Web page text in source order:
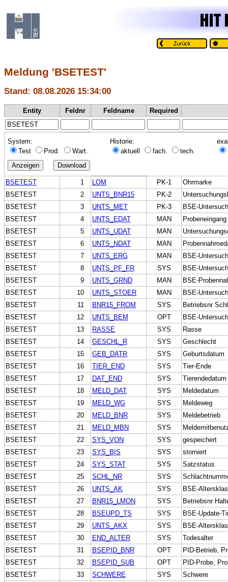
Meldung 'BSETEST'
Stand: 08.08.2026 15:34:00
Entity Feldnr Feldname Required
System:
Test
Prod. Wart.
Historie:
aktuell
fach. tech.
BSETEST 1 LOM PK-1
Ohrmarke
BSETEST
2 UNTS_BNR15 PK-2
BSETEST
3 UNTS_MET PK-3
BSE-
BSETEST
4 UNTS_EDAT MAN
BSETEST
5 UNTS_UDAT MAN
BSETEST
6 UNTS_NDAT MAN
BSETEST
7 UNTS_ERG MAN
BSE-
BSETEST
8 UNTS_PF_FR SYS
BSE-
BSETEST
9 UNTS_GRND MAN
BSE-
BSETEST
10 UNTS_STOER MAN
BSE-
BSETEST
11 BNR15_FROM SYS
Betriebsnr
BSETEST
12 UNTS_BEM OPT
BSE-
BSETEST
13 RASSE SYS
Rasse
BSETEST
14 GESCHL_R SYS
Geschlecht
BSETEST
15 GEB_DATR SYS
Geburtsdatum
BSETEST
16 TIER_END SYS
Tier-Ende
BSETEST
17 DAT_END SYS
Tierendedatum
BSETEST
18 MELD_DAT SYS
Meldedatum
BSETEST
19 MELD_WG SYS
Meldeweg
BSETEST
20 MELD_BNR SYS
Meldebetrieb
BSETEST
21 MELD_MBN SYS
BSETEST
22 SYS_VON SYS
gespeichert
BSETEST
23 SYS_BIS SYS
storniert
BSETEST
24 SYS_STAT SYS
Satzstatus
BSETEST
25 SCHL_NR SYS
BSETEST
26 UNTS_AK SYS
BSE-
BSETEST
27 BNR15_LMON SYS
Betriebsnr
BSETEST
28 BSEUPD_TS SYS
BSE-Update-
BSETEST
29 UNTS_AKX SYS
BSE-
BSETEST
30 END_ALTER SYS
Todesalter
BSETEST
31 BSEPID_BNR OPT
PID-Betrieb,
BSETEST
32 BSEPID_SUB OPT
PID-Probe,
BSETEST
33 SCHWERE SYS
Schwere